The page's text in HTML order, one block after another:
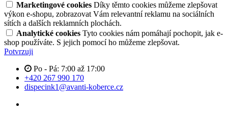
Marketingové cookies Díky těmto cookies můžeme zlepšovat
výkon e-shopu, zobrazovat Vám relevantní reklamu na sociálních
sítích a dalších reklamních plochách.
Analytické cookies Tyto cookies nám pomáhají pochopit, jak e-
shop používáte. S jejich pomocí ho můžeme zlepšovat.
Potvrzuji
Po - Pá: 7:00 až 17:00
+420 267 990 170
dispecink1@avanti-koberce.cz